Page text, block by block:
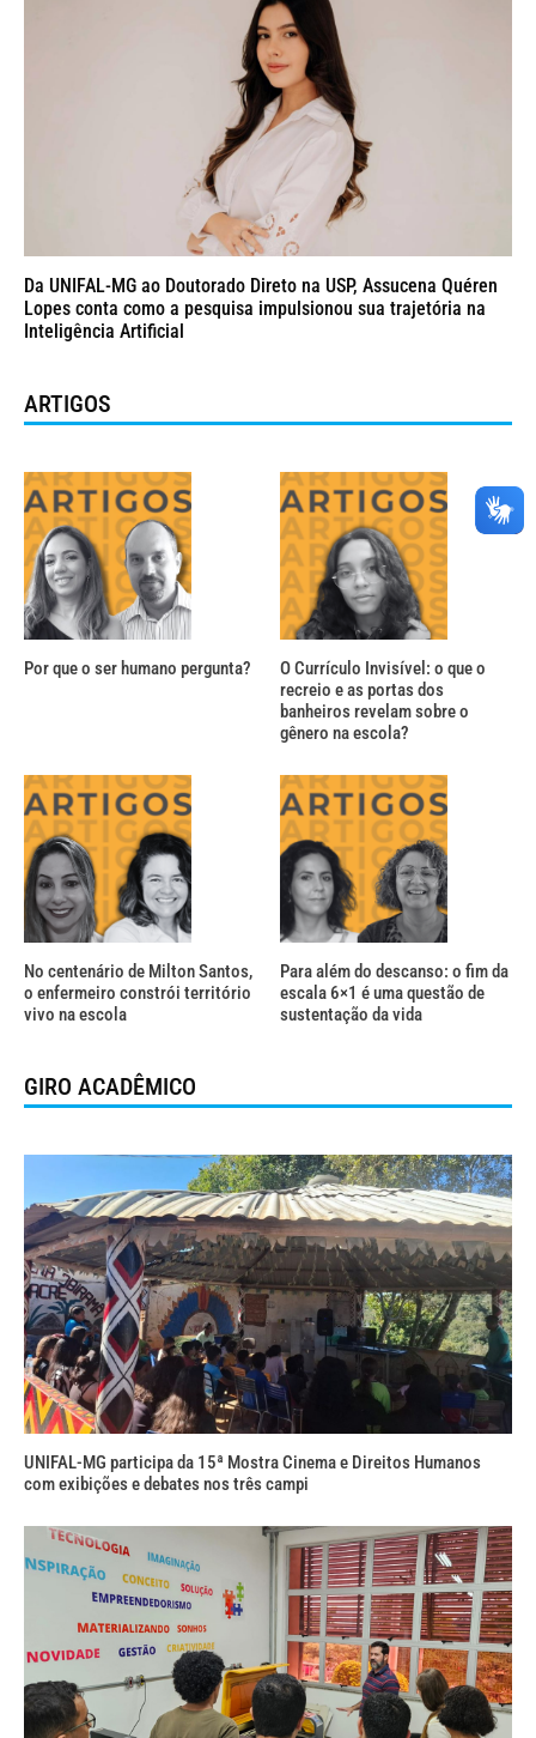
Da UNIFAL-MG ao Doutorado Direto na USP, Assucena Quéren
Lopes conta como a pesquisa impulsionou sua trajetória na
Inteligência Artificial
ARTIGOS
Por que o ser humano pergunta?
O Currículo Invisível: o que o
recreio e as portas dos
banheiros revelam sobre o
gênero na escola?
No centenário de Milton Santos,
o enfermeiro constrói território
vivo na escola
Para além do descanso: o fim da
escala 6×1 é uma questão de
sustentação da vida
GIRO ACADÊMICO
UNIFAL-MG participa da 15ª Mostra Cinema e Direitos Humanos
com exibições e debates nos três campi